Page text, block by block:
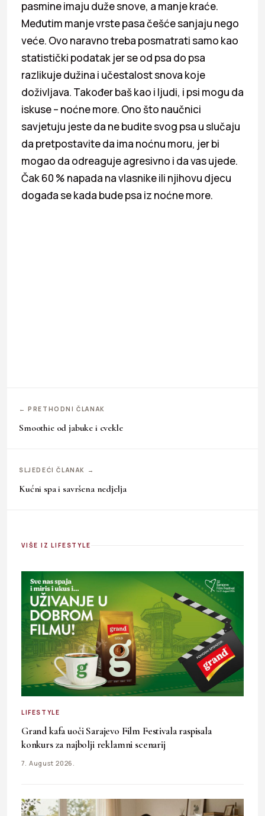
pasmine imaju duže snove, a manje kraće.
Međutim manje vrste pasa češće sanjaju nego
veće. Ovo naravno treba posmatrati samo kao
statistički podatak jer se od psa do psa
razlikuje dužina i učestalost snova koje
doživljava. Također baš kao i ljudi, i psi mogu da
iskuse – noćne more. Ono što naučnici
savjetuju jeste da ne budite svog psa u slučaju
da pretpostavite da ima noćnu moru, jer bi
mogao da odreaguje agresivno i da vas ujede.
Čak 60 % napada na vlasnike ili njihovu djecu
događa se kada bude psa iz noćne more.
← PRETHODNI ČLANAK
Smoothie od jabuke i cvekle
SLJEDEĆI ČLANAK →
Kućni spa i savršena nedjelja
VIŠE IZ LIFESTYLE
LIFESTYLE
Grand kafa uoči Sarajevo Film Festivala raspisala
konkurs za najbolji reklamni scenarij
7. August 2026.